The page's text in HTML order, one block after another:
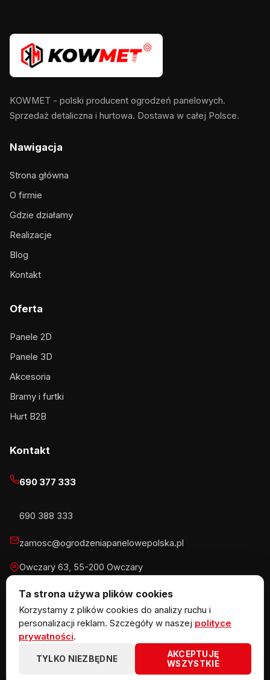
Ta strona używa plików cookies
Korzystamy z plików cookies do analizy ruchu i
personalizacji reklam. Szczegóły w naszej polityce
prywatności.
TYLKO NIEZBĘDNE
AKCEPTUJĘ
WSZYSTKIE
KOWMET - polski producent ogrodzeń panelowych.
Sprzedaż detaliczna i hurtowa. Dostawa w całej Polsce.
Nawigacja
Strona główna
O firmie
Gdzie działamy
Realizacje
Blog
Kontakt
Oferta
Panele 2D
Panele 3D
Akcesoria
Bramy i furtki
Hurt B2B
Kontakt
690 377 333
690 388 333
zamosc@ogrodzeniapanelowepolska.pl
Owczary 63, 55-200 Owczary
Pn-Pt 8-16, Sb 8-13:30
© 2026 KOW MET Marlena Kowalska · NIP 5291746970 ·
REGON 383867720 · Owczary 63, 55-200 Owczary
ogrodzeniazpaneli.pl